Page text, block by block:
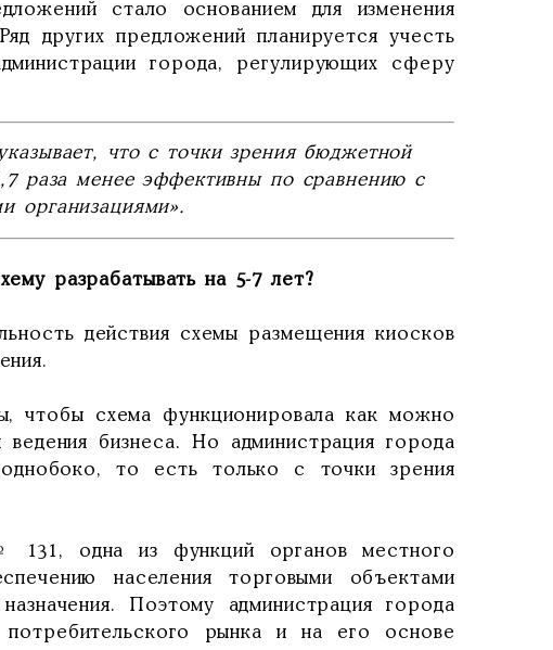
стало основанием для изменения
других предложений планируется учесть
города, регулирующих сферу
что с точки зрения бюджетной
раза менее эффективны по сравнению с
организациями».
разрабатывать на 5-7 лет?
действия схемы размещения киосков
чтобы схема функционировала как можно
бизнеса. Но администрация города
то есть только с точки зрения
131, одна из функций органов местного
населения торговыми объектами
Поэтому администрация города
рынка и на его основе